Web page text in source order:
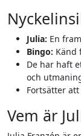
Julia: En
Bingo: Känd
De har haft
och
Fortsätter
Vem är